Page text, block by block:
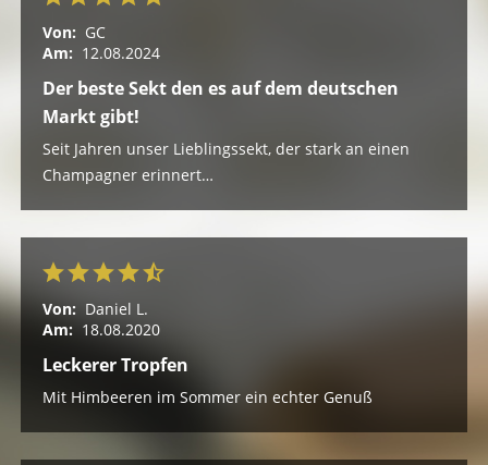
Von: GC
Am: 12.08.2024
Der beste Sekt den es auf dem deutschen
Markt gibt!
Seit Jahren unser Lieblingssekt, der stark an einen
Champagner erinnert…
Von: Daniel L.
Am: 18.08.2020
Leckerer Tropfen
Mit Himbeeren im Sommer ein echter Genuß